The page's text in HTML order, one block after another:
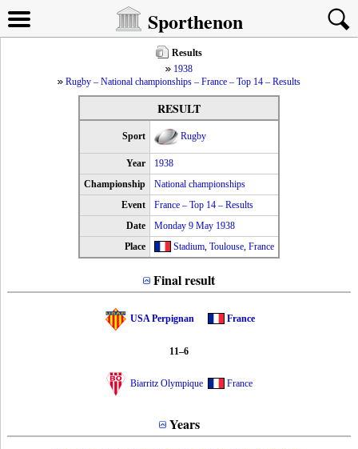
Sporthenon
Results
1938
Rugby – National championships – France – Top 14 – Results
RESULT
Sport Rugby
Year
1938
Championship
National championships
Event
France – Top 14 – Results
Date
Monday 9 May 1938
Place
Stadium, Toulouse, France
Final result
USA Perpignan France
11–6
Biarritz Olympique France
Years